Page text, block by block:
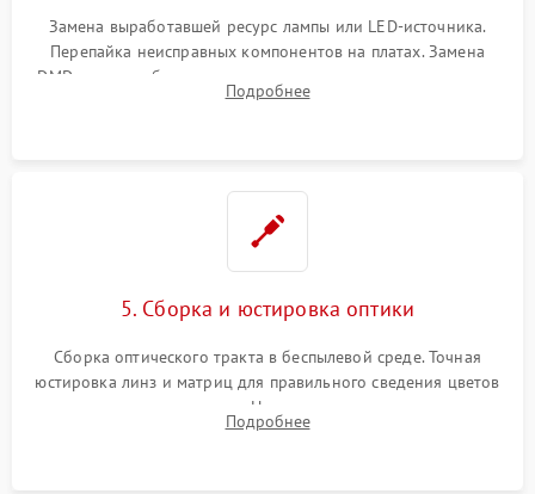
Замена выработавшей ресурс лампы или LED-источника.
Перепайка неисправных компонентов на платах. Замена
DMD-чипа при битых пикселях, установка нового цветового
колеса или восстановление сгоревших поляризационных
Подробнее
5. Сборка и юстировка оптики
Сборка оптического тракта в беспылевой среде. Точная
юстировка линз и матриц для правильного сведения цветов
и устранения размытия. Надежное подключение всех
шлейфов, установка датчиков и закрытие корпуса
Подробнее